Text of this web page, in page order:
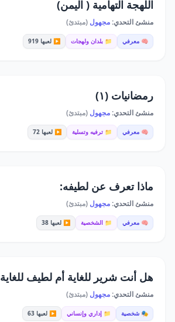
اللهجة التهامية ( اليمن)
منشئ التحدي:مجهول (مبتدئ)
🧠 معرفي 📁 بلدان ولهجات ▶️ لعبها 919
رمضانيات (١)
منشئ التحدي:مجهول (مبتدئ)
🧠 معرفي 📁 ترفيه وتسلية ▶️ لعبها 72
ماذا تعرف عن لطيفه:
منشئ التحدي:مجهول (مبتدئ)
🧠 معرفي 📁 الشخصية ▶️ لعبها 38
هل أنت شرير للغاية أم لطيف للغاية
منشئ التحدي:مجهول (مبتدئ)
🎭 شخصية 📁 إداري وإنساني ▶️ لعبها 63